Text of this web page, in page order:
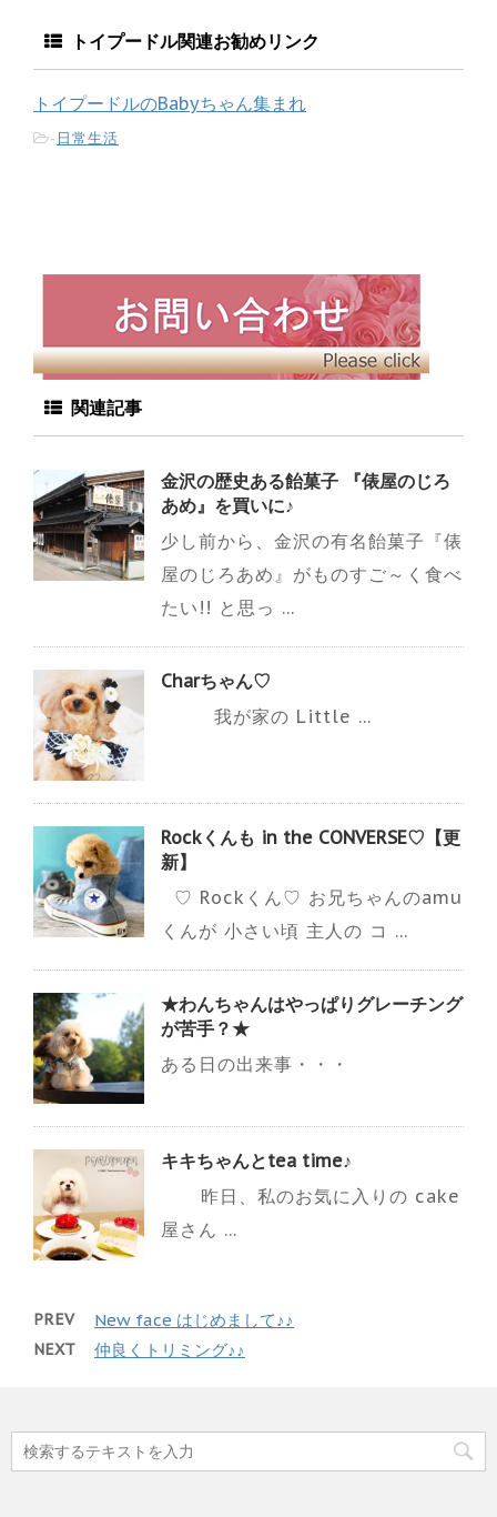
トイプードル関連お勧めリンク
トイプードルのBabyちゃん集まれ
- 日常生活
関連記事
金沢の歴史ある飴菓子 『俵屋のじろ
あめ』を買いに♪
少し前から、金沢の有名飴菓子『俵
屋のじろあめ』がものすご～く食べ
たい!! と思っ ...
Charちゃん♡
我が家の Little ...
Rockくんも in the CONVERSE♡【更
新】
♡ Rockくん♡ お兄ちゃんのamu
くんが 小さい頃 主人の コ ...
★わんちゃんはやっぱりグレーチング
が苦手？★
ある日の出来事・・・
キキちゃんとtea time♪
昨日、私のお気に入りの cake
屋さん ...
PREV New face はじめまして♪♪
NEXT 仲良くトリミング♪♪